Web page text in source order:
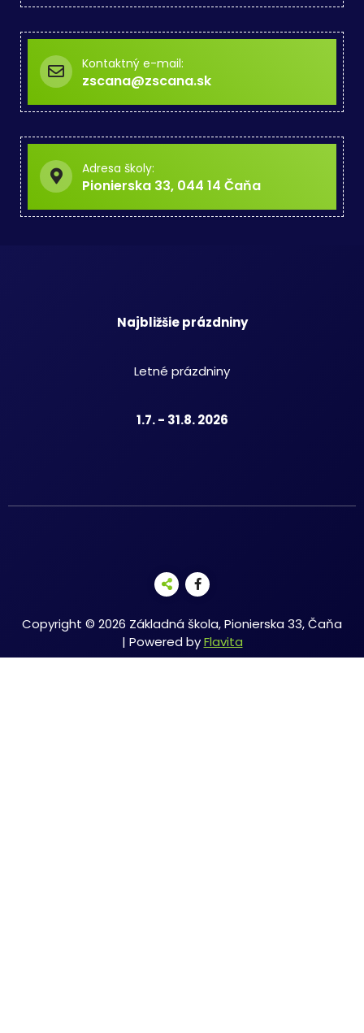
Kontaktný e-mail:
zscana@zscana.sk
Adresa školy:
Pionierska 33, 044 14 Čaňa
Najbližšie prázdniny
Letné prázdniny
1.7. - 31.8. 2026
Copyright © 2026 Základná škola, Pionierska 33, Čaňa
| Powered byFlavita